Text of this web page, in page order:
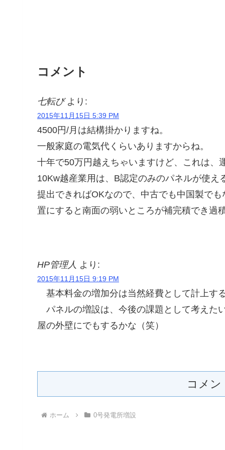
コメント
七転び より:
2015年11月15日 5:39 PM
4500円/月は結構掛かりますね。
一般家庭の電気代くらいありますからね。
十年で50万円越えちゃいますけど、これは、
10Kw越産業用は、B認定のみのパネルが使
提出できればOKなので、中古でも中国製で
置にすると南面の弱いところが補完積でき過
HP管理人 より:
2015年11月15日 9:19 PM
基本料金の増加分は当然経費として計上す
パネルの増設は、今後の課題として考えた
屋の外壁にでもするかな（笑）
コメン
ホーム 0号発電所増設